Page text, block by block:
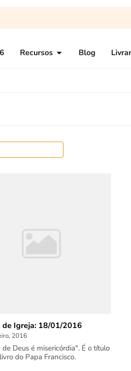
Recursos Blog
de Igreja: 18/01/2016
2016
Deus é misericórdia". É o título
do Papa Francisco.